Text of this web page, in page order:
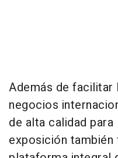
Además de facilitar
negocios
de alta calidad
exposición